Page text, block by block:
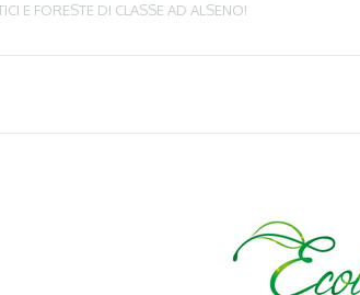
E FORESTE DI CLASSE AD ALSENO!